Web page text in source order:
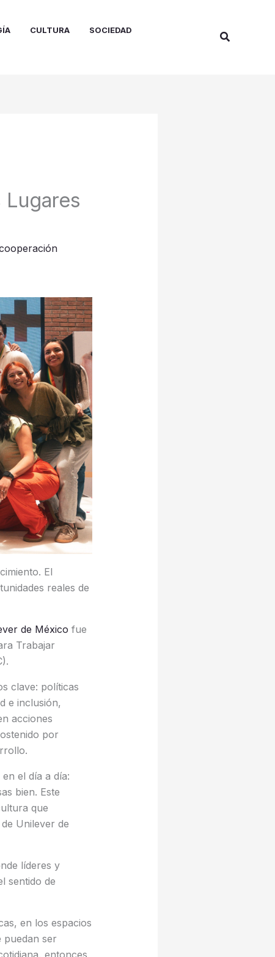
CULTURA
SOCIEDAD
Buscar
El
reales de
de México fue
Trabajar
clave: políticas
e inclusión,
acciones
por
el día a día:
bien. Este
que
Unilever de
líderes y
sentido de
en los espacios
puedan ser
entonces